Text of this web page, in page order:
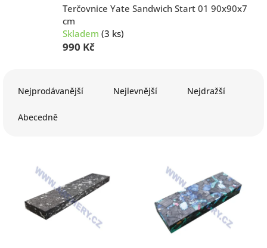
Terčovnice Yate Sandwich Start 01 90x90x7
cm
Skladem (3 ks)
990 Kč
Nejprodávanější Nejlevnější Nejdražší
Abecedně